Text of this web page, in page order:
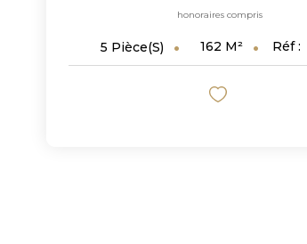
honoraires compris
5 Pièce(s) 162 M² Réf :